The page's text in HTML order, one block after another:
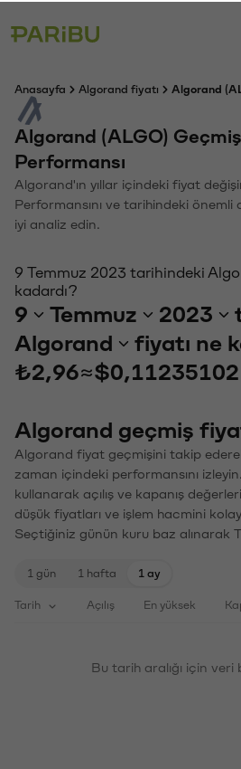
Anasayfa Algorand fiyatı Algorand
Algorand (ALGO)
Performansı
Algorand'ın yıllar içindeki fiyat
Performansını ve tarihindeki önemli
iyi analiz edin.
9 Temmuz 2023 tarihindeki
kadardı?
9 Temmuz 2023
Algorand
fiyatı ne
₺2,96≈$0,11235102
Algorand geçmiş
Algorand fiyat geçmişini takip
zaman içindeki performansını
kullanarak açılış ve kapanış
düşük fiyatları ve işlem hacmini
Seçtiğiniz günün kuru baz alınarak
1 gün 1 hafta 1 ay
Tarih Açılış En yüksek
Bu tarih aralığı için veri